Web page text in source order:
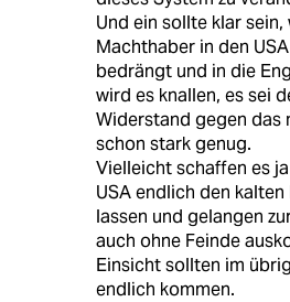
Und ein sollte klar
Machthaber in den
bedrängt und in die
wird es knallen, es sei
Widerstand gegen das
schon stark genug.
Vielleicht schaffen es
USA endlich den
lassen und gelangen
auch ohne Feinde
Einsicht sollten im
endlich kommen.